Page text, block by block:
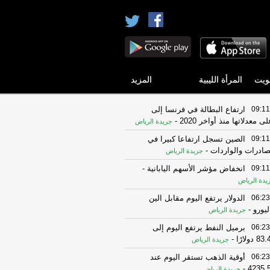
المرأة الليبية المزيد
09:11
ارتفاع البطالة في فرنسا إلى
معدلاتها منذ أواخر 2020
- جريدة الرياض
09:11
الصين تسجل ارتفاعا كبيرا في
والواردات - جريدة الرياض
09:11 انخفاض ‌مؤشر الأسهم اليابانية -
الرياض
06:23
الدولار ‌يرتفع اليوم مقابل الين
- جريدة الرياض
06:23
برميل النفط يرتفع اليوم إلى
دولارًا
- جريدة الرياض
06:23
أوقية الذهب تستقر اليوم عند